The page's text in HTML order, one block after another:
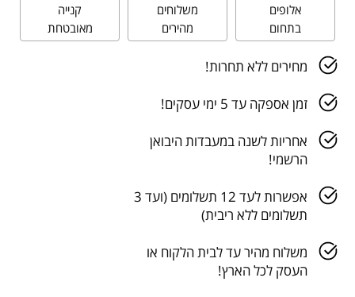
אלופים
בתחום
משלוחים
מהירים
קנייה
מאובטחת
מחירים ללא תחרות!
זמן אספקה עד 5 ימי עסקים!
אחריות לשנה במעבדות היבואן
הרשמי!
אפשרות לעד 12 תשלומים (ועד 3
תשלומים ללא ריבית)
משלוח מהיר עד לבית הלקוח או
העסק לכל הארץ!